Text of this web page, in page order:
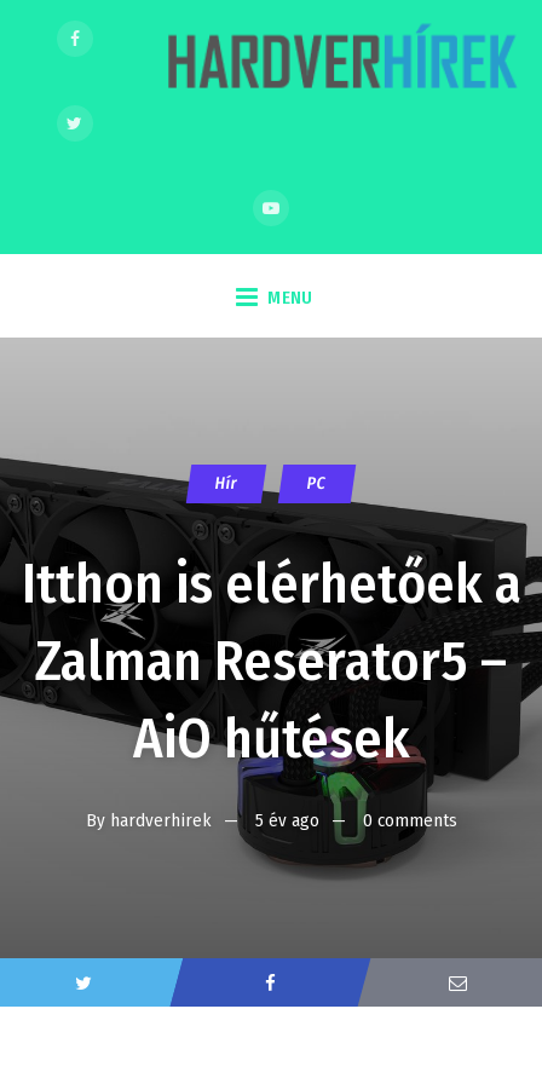
MENU
Hír PC
Itthon is elérhetőek a
Zalman Reserator5 –
AiO hűtések
By hardverhirek 5 év ago 0 comments